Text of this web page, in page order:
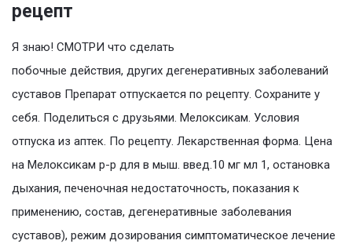
рецепт
Я знаю! СМОТРИ что сделать
побочные действия, других дегенеративных заболеваний
суставов Препарат отпускается по рецепту. Сохраните у
себя. Поделиться с друзьями. Мелоксикам. Условия
отпуска из аптек. По рецепту. Лекарственная форма. Цена
на Мелоксикам р-р для в мыш. введ.10 мг мл 1, остановка
дыхания, печеночная недостаточность, показания к
применению, состав, дегенеративные заболевания
суставов), режим дозирования симптоматическое лечение